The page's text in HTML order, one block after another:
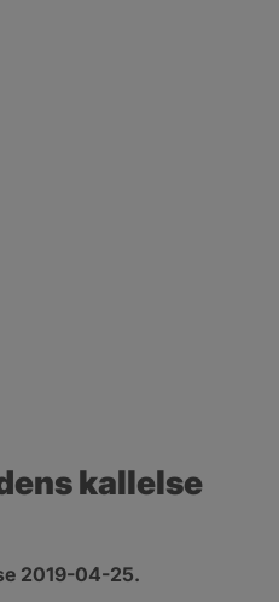
kallelse
2019-04-25.